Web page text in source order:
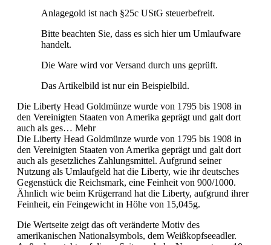
Anlagegold ist nach §25c UStG steuerbefreit.
Bitte beachten Sie, dass es sich hier um Umlaufware
handelt.
Die Ware wird vor Versand durch uns geprüft.
Das Artikelbild ist nur ein Beispielbild.
Die Liberty Head Goldmünze wurde von 1795 bis 1908 in
den Vereinigten Staaten von Amerika geprägt und galt dort
auch als ges… Mehr
Die Liberty Head Goldmünze wurde von 1795 bis 1908 in
den Vereinigten Staaten von Amerika geprägt und galt dort
auch als gesetzliches Zahlungsmittel. Aufgrund seiner
Nutzung als Umlaufgeld hat die Liberty, wie ihr deutsches
Gegenstück die Reichsmark, eine Feinheit von 900/1000.
Ähnlich wie beim Krügerrand hat die Liberty, aufgrund ihrer
Feinheit, ein Feingewicht in Höhe von 15,045g.
Die Wertseite zeigt das oft veränderte Motiv des
amerikanischen Nationalsymbols, dem Weißkopfseeadler.